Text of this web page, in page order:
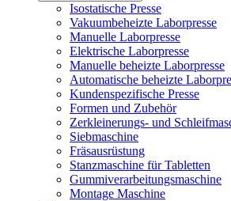
Isostatische Presse
Vakuumbeheizte Laborpresse
Manuelle Laborpresse
Elektrische Laborpresse
Manuelle beheizte Laborpresse
Automatische beheizte
Kundenspezifische Presse
Formen und Zubehör
Zerkleinerungs- und
Siebmaschine
Fräsausrüstung
Stanzmaschine für Tabletten
Gummiverarbeitungsmaschine
Montage Maschine